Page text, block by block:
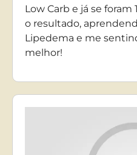
Low Carb e já se foram
o resultado,
Lipedema e me
melhor!